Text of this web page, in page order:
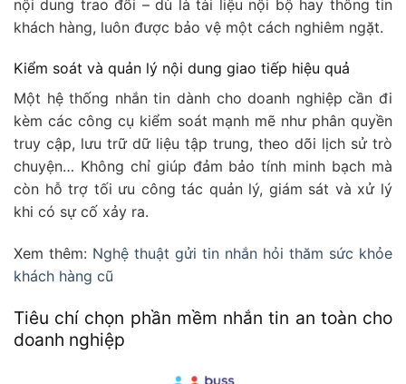
nội dung trao đổi – dù là tài liệu nội bộ hay thông tin
khách hàng, luôn được bảo vệ một cách nghiêm ngặt.
Kiểm soát và quản lý nội dung giao tiếp hiệu quả
Một hệ thống nhắn tin dành cho doanh nghiệp cần đi
kèm các công cụ kiểm soát mạnh mẽ như phân quyền
truy cập, lưu trữ dữ liệu tập trung, theo dõi lịch sử trò
chuyện… Không chỉ giúp đảm bảo tính minh bạch mà
còn hỗ trợ tối ưu công tác quản lý, giám sát và xử lý
khi có sự cố xảy ra.
Xem thêm: Nghệ thuật gửi tin nhắn hỏi thăm sức khỏe
khách hàng cũ
Tiêu chí chọn phần mềm nhắn tin an toàn cho
doanh nghiệp